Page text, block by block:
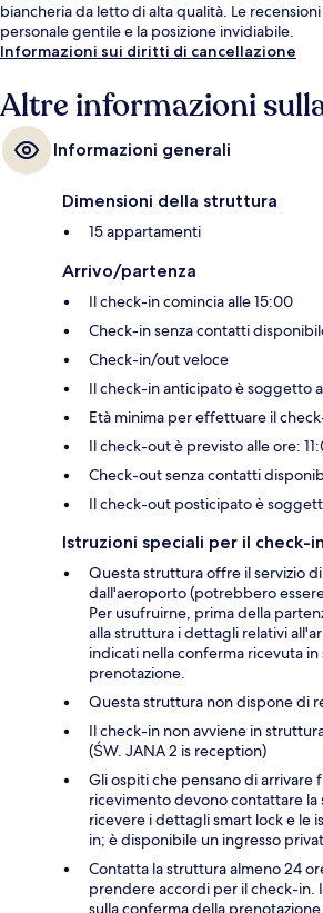
biancheria da letto di alta qualità. Le
personale gentile e la posizione invidiabile.
Informazioni sui diritti di cancellazione
Altre informazioni
Informazioni generali
Dimensioni della struttura
15 appartamenti
Arrivo/partenza
Il check-in comincia alle 15:00
Check-in senza contatti
Check-in/out veloce
Il check-in anticipato è soggetto
Età minima per effettuare il
Il check-out è previsto alle ore:
Check-out senza contatti
Il check-out posticipato è
Istruzioni speciali per il check-in
Questa struttura offre il servizio
dall'aeroporto (potrebbero
Per usufruirne, prima della
alla struttura i dettagli relativi
indicati nella conferma ricevuta in
prenotazione.
Questa struttura non dispone di
Il check-in non avviene in
(ŚW. JANA 2 is reception)
Gli ospiti che pensano di arrivare
ricevimento devono contattare
ricevere i dettagli smart lock e le
in; è disponibile un ingresso
Contatta la struttura almeno 24
prendere accordi per il check-in.
sulla conferma della prenotazione.